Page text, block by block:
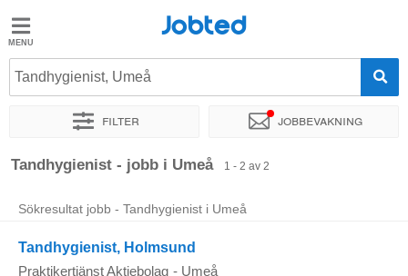
Jobted
Jobb
Jobted
Tandhygienist, Umeå
Filter Jobbevakning
Sortera efter Exakt plats
Tandhygienist - jobb i Umeå 1 - 2 av 2
Sökresultat jobb - Tandhygienist i Umeå
Tandhygienist, Holmsund
Praktikertjänst Aktiebolag - Umeå